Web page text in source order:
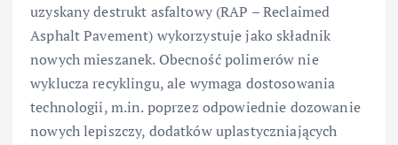
uzyskany destrukt asfaltowy (RAP – Reclaimed
Asphalt Pavement) wykorzystuje jako składnik
nowych mieszanek. Obecność polimerów nie
wyklucza recyklingu, ale wymaga dostosowania
technologii, m.in. poprzez odpowiednie dozowanie
nowych lepiszczy, dodatków uplastyczniających